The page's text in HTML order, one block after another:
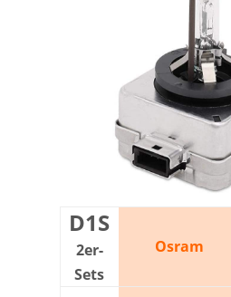
D1S
2er-
Sets
Osram